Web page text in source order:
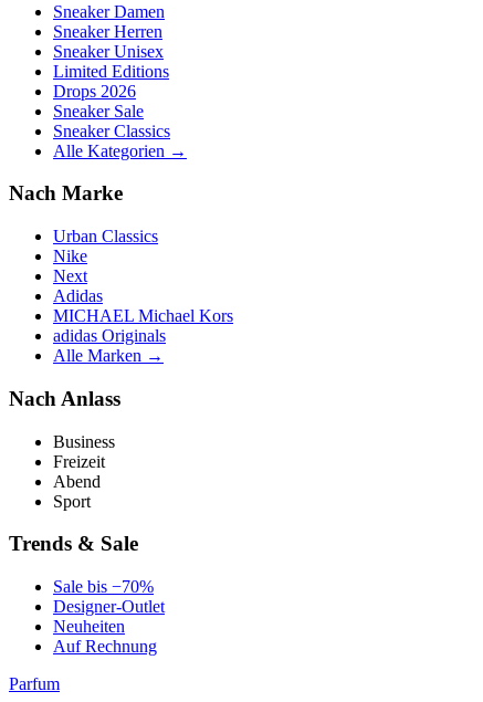
Sneaker Damen
Sneaker Herren
Sneaker Unisex
Limited Editions
Drops 2026
Sneaker Sale
Sneaker Classics
Alle Kategorien →
Nach Marke
Urban Classics
Nike
Next
Adidas
MICHAEL Michael Kors
adidas Originals
Alle Marken →
Nach Anlass
Business
Freizeit
Abend
Sport
Trends & Sale
Sale bis −70%
Designer-Outlet
Neuheiten
Auf Rechnung
Parfum